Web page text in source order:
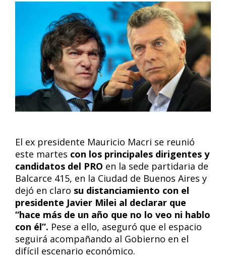
El ex presidente Mauricio Macri se reunió
este martes con los principales dirigentes y
candidatos del PRO en la sede partidaria de
Balcarce 415, en la Ciudad de Buenos Aires y
dejó en claro su distanciamiento con el
presidente Javier Milei al declarar que
“hace más de un año que no lo veo ni hablo
con él”. Pese a ello, aseguró que el espacio
seguirá acompañando al Gobierno en el
difícil escenario económico.